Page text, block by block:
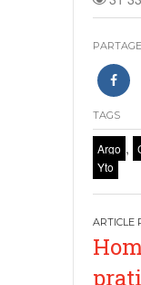
PARTAGE
TAGS
Argo ,
Yto
de